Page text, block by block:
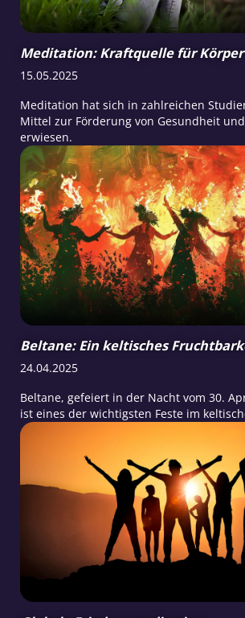
Meditation: Kraftquelle für
15.05.2025
Meditation hat sich in zahlreichen
Mittel zur Förderung von Gesundheit
erwiesen.
Beltane: Ein keltisches
24.04.2025
Beltane, gefeiert in der Nacht vom 30.
ist eines der wichtigsten Feste im